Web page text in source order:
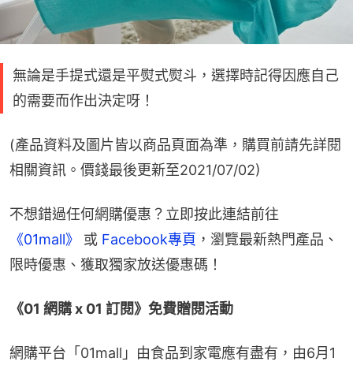
無論是手提式還是平熨式熨斗，選擇時記得因應自己
的需要而作出決定呀！
(產品資料及圖片皆以商品頁面為準，購買前請先詳閱
相關資訊。價錢最後更新至2021/07/02)
不想錯過任何網購優惠？立即按此連結前往
《01mall》
或 Facebook專頁 ，瀏覽最新熱門產品、
限時優惠、獲取獨家放送優惠碼！
《01 網購 x 01 訂閱》免費贈閱活動
網購平台「01mall」由食品到家電應有盡有，由6月1